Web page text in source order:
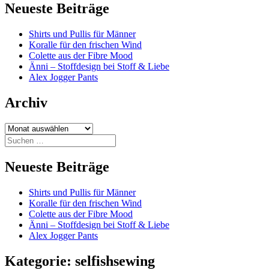
Neueste Beiträge
Shirts und Pullis für Männer
Koralle für den frischen Wind
Colette aus der Fibre Mood
Änni – Stoffdesign bei Stoff & Liebe
Alex Jogger Pants
Archiv
Archiv
Suchen
nach:
Neueste Beiträge
Shirts und Pullis für Männer
Koralle für den frischen Wind
Colette aus der Fibre Mood
Änni – Stoffdesign bei Stoff & Liebe
Alex Jogger Pants
Kategorie: selfishsewing